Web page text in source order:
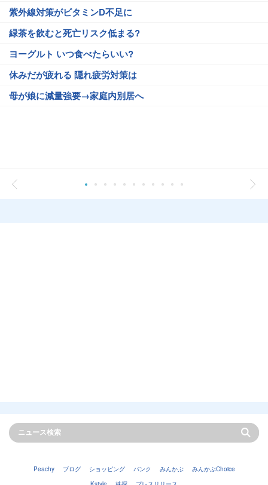
紫外線対策がビタミンD不足に
緑茶を飲むと死亡リスク低まる?
ヨーグルト いつ食べたらいい?
休みだが疲れる 隠れ疲労対策は
母が娘に減量強要→家庭内別居へ
Peachy ブログ ショッピング バンク みんかぶ
みんかぶChoice